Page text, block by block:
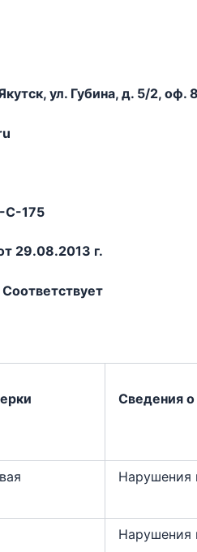
ул. Губина, д. 5/2, оф.
С-175
29.08.2013 г.
Соответствует
Сведения о
Нарушения
Нарушения